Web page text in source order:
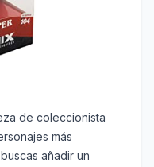
de coleccionista
más
añadir un